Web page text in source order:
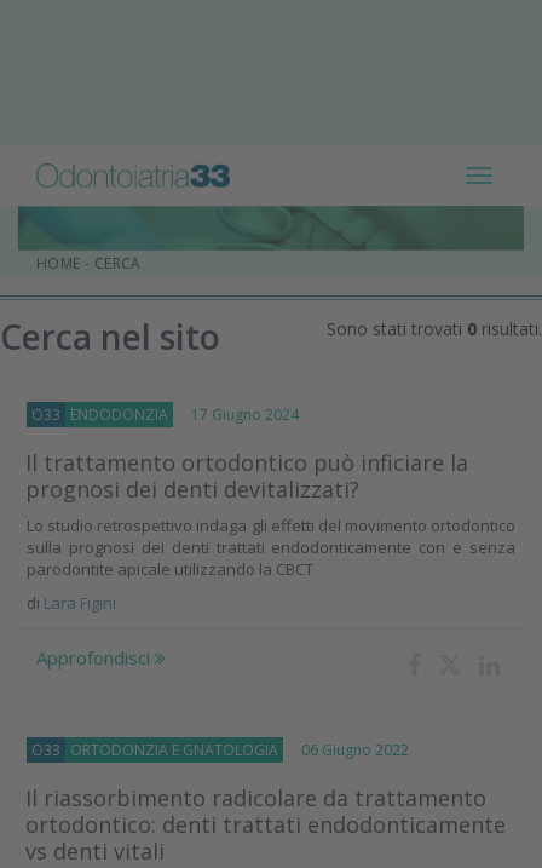
Toggle
HOME - CERCA
Cerca nel sito Sono stati trovati 0 risultati.
O33 ENDODONZIA 17 Giugno 2024
Il trattamento ortodontico può inficiare la
prognosi dei denti devitalizzati?
Lo studio retrospettivo indaga gli effetti del movimento ortodontico
sulla prognosi dei denti trattati endodonticamente con e senza
parodontite apicale utilizzando la CBCT
di Lara Figini
Approfondisci
O33 ORTODONZIA E GNATOLOGIA 06 Giugno 2022
Il riassorbimento radicolare da trattamento
ortodontico: denti trattati endodonticamente
vs denti vitali